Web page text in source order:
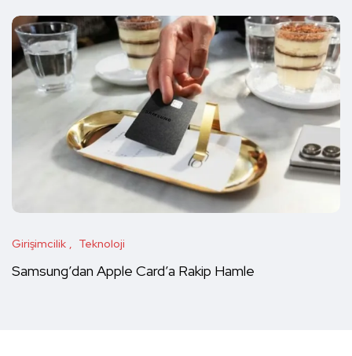
Girişimcilik Teknoloji
Samsung’dan Apple Card’a Rakip Hamle